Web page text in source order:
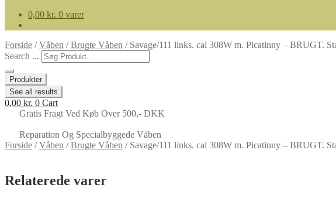
0,00 kr. 0 varer
Forside /Våben /Brugte Våben / Savage/111 links. cal 308W m. Picatinny – BRUGT.
Search ...
Produkter
See all results
0,00 kr. 0 Cart
Gratis Fragt Ved Køb Over 500,- DKK
Reparation Og Specialbyggede Våben
Forside /Våben /Brugte Våben / Savage/111 links. cal 308W m. Picatinny – BRUGT.
Relaterede varer